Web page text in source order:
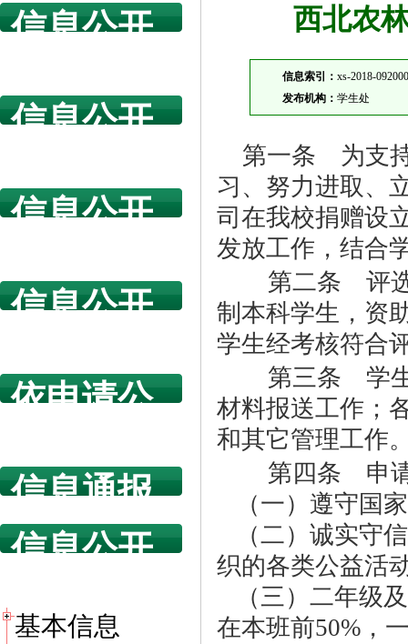
信息公开
信息公开
信息公开
信息公开
依申请公
信息通报
信息公开
基本信息
西北农
信息索引：xs-2018-
发布机构：学生处
第一条 为支持
习、努力进取、
司在我校捐赠设
发放工作，结合
第二条 评
制本科学生，资
学生经考核符合
第三条 学
材料报送工作；
和其它管理工作
第四条 申
（一）遵守国
（二）诚实守
织的各类公益活
（三）二年级
在本班前50%，